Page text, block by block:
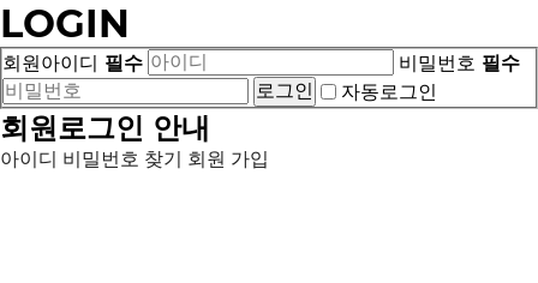
LOGIN
회원아이디 필수 비밀번호 필수
자동로그인
회원로그인 안내
아이디 비밀번호 찾기 회원 가입